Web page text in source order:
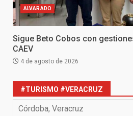
ALVARADO
Sigue Beto Cobos con
CAEV
4 de agosto de 2026
#TURISMO #VERACRUZ